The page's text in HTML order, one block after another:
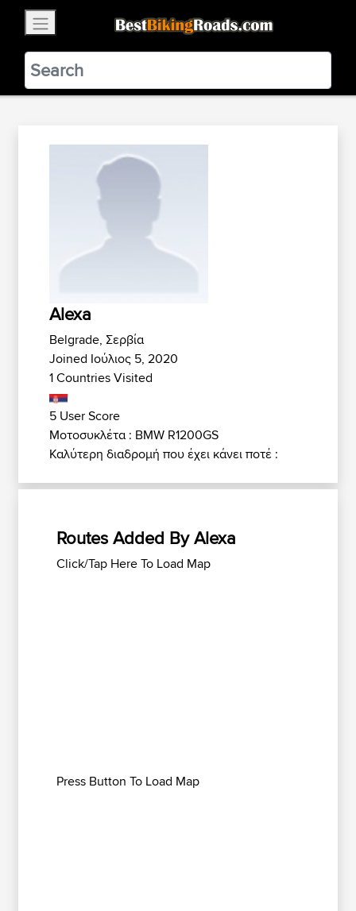
BestBikingRoads
Static Motion3.99 - In Google Play
VIEW
Alexa
Belgrade, Σερβία
Joined Ιούλιος 5, 2020
1 Countries Visited
5 User Score
Μοτοσυκλέτα : BMW R1200GS
Καλύτερη διαδρομή που έχει κάνει ποτέ :
Routes Added By Alexa
Click/Tap Here To Load Map
Press Button To Load Map